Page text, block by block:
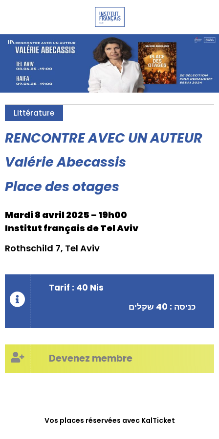
Littérature
RENCONTRE AVEC UN AUTEUR
Valérie Abecassis
Place des otages
Mardi 8 avril 2025 – 19h00
Institut français de Tel Aviv
Rothschild 7, Tel Aviv
Tarif : 40 Nis
כניסה : 40 שקלים
Devenez membre
Vos places réservées avec KalTicket